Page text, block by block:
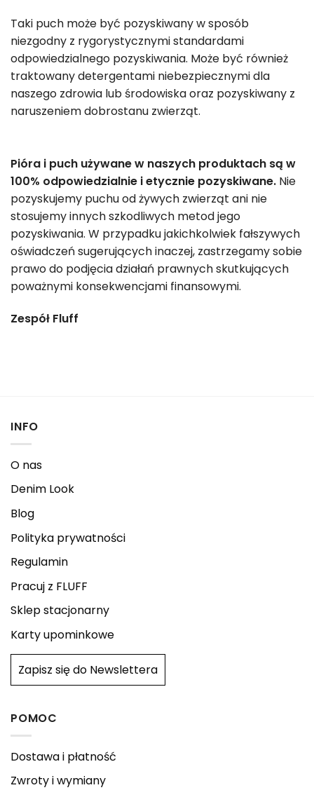
Taki puch może być pozyskiwany w sposób
niezgodny z rygorystycznymi standardami
odpowiedzialnego pozyskiwania. Może być również
traktowany detergentami niebezpiecznymi dla
naszego zdrowia lub środowiska oraz pozyskiwany z
naruszeniem dobrostanu zwierząt.
Pióra i puch używane w naszych produktach są w
100% odpowiedzialnie i etycznie pozyskiwane. Nie
pozyskujemy puchu od żywych zwierząt ani nie
stosujemy innych szkodliwych metod jego
pozyskiwania. W przypadku jakichkolwiek fałszywych
oświadczeń sugerujących inaczej, zastrzegamy sobie
prawo do podjęcia działań prawnych skutkujących
poważnymi konsekwencjami finansowymi.
Zespół Fluff
INFO
O nas
Denim Look
Blog
Polityka prywatności
Regulamin
Pracuj z FLUFF
Sklep stacjonarny
Karty upominkowe
Zapisz się do Newslettera
POMOC
Dostawa i płatność
Zwroty i wymiany